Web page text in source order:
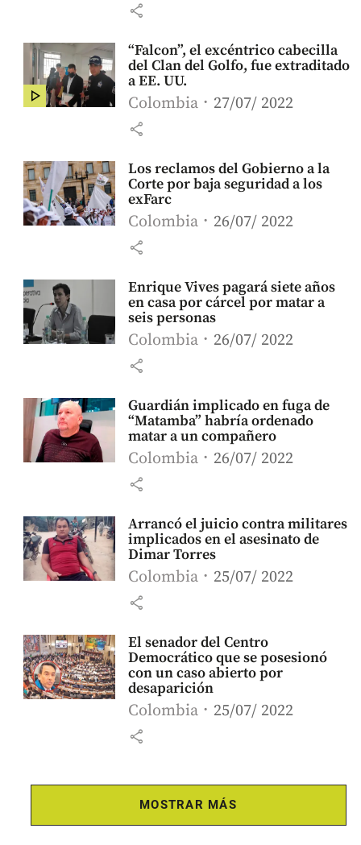
share
“Falcon”, el excéntrico cabecilla
del Clan del Golfo, fue extraditado
a EE. UU.
Colombia 27/07/ 2022
share
Los reclamos del Gobierno a la
Corte por baja seguridad a los
exFarc
Colombia 26/07/ 2022
share
Enrique Vives pagará siete años
en casa por cárcel por matar a
seis personas
Colombia 26/07/ 2022
share
Guardián implicado en fuga de
“Matamba” habría ordenado
matar a un compañero
Colombia 26/07/ 2022
share
Arrancó el juicio contra militares
implicados en el asesinato de
Dimar Torres
Colombia 25/07/ 2022
share
El senador del Centro
Democrático que se posesionó
con un caso abierto por
desaparición
Colombia 25/07/ 2022
share
MOSTRAR MÁS